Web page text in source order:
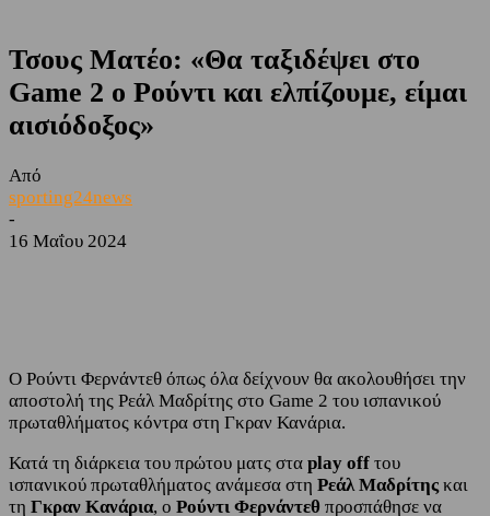
Τσους Ματέο: «Θα ταξιδέψει στο
Game 2 ο Ρούντι και ελπίζουμε, είμαι
αισιόδοξος»
Από
sporting24news
-
16 Μαΐου 2024
Ο Ρούντι Φερνάντεθ όπως όλα δείχνουν θα ακολουθήσει την
αποστολή της Ρεάλ Μαδρίτης στο Game 2 του ισπανικού
πρωταθλήματος κόντρα στη Γκραν Κανάρια.
Κατά τη διάρκεια του πρώτου ματς στα play off του
ισπανικού πρωταθλήματος ανάμεσα στη Ρεάλ Μαδρίτης και
τη Γκραν Κανάρια, ο Ρούντι Φερνάντεθ προσπάθησε να